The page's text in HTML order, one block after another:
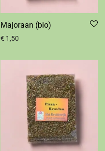
Majoraan (bio)
€ 1,50